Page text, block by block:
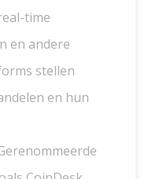
time
en andere
stellen
en hun